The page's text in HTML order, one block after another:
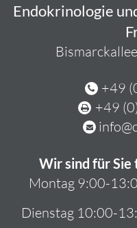
Endokrinologie
+49
+49
Wir sind für
Montag 9:00-
Dienstag 10:00-